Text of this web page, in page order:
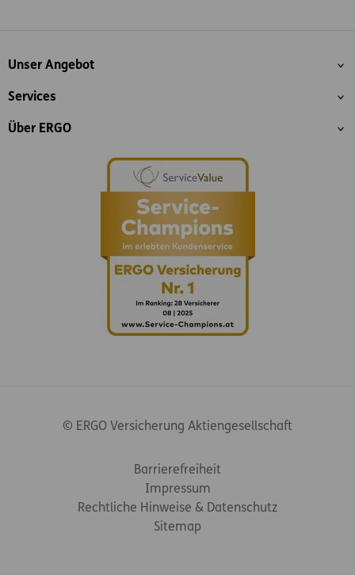
Inhaltsübersicht
Unser Angebot
Services
Über ERGO
© ERGO Versicherung Aktiengesellschaft
Barrierefreiheit
Impressum
Rechtliche Hinweise & Datenschutz
Sitemap